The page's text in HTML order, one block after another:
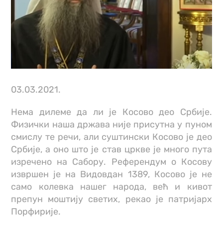
03.03.2021.
Нема дилеме да ли је Косово део Србије.
Физички наша држава није присутна у пуном
смислу те речи, али суштински Косово је део
Србије, а оно што је став цркве је много пута
изречено на Сабору. Референдум о Косову
извршен је на Видовдан 1389, Косово је не
само колевка нашег народа, већ и кивот
препун моштију светих, рекао је патријарх
Порфирије.